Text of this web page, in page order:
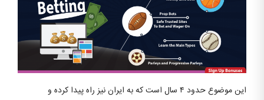
این موضوع حدود ۴ سال است که به ایران نیز راه پیدا کرده و